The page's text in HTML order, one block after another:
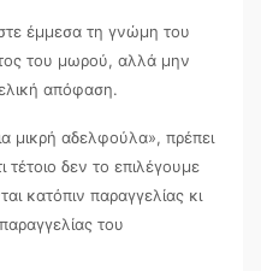
έμμεσα τη γνώμη του
του μωρού, αλλά μην
απόφαση.
μικρή αδελφούλα», πρέπει
τέτοιο δεν το επιλέγουμε
κατόπιν παραγγελίας κι
του